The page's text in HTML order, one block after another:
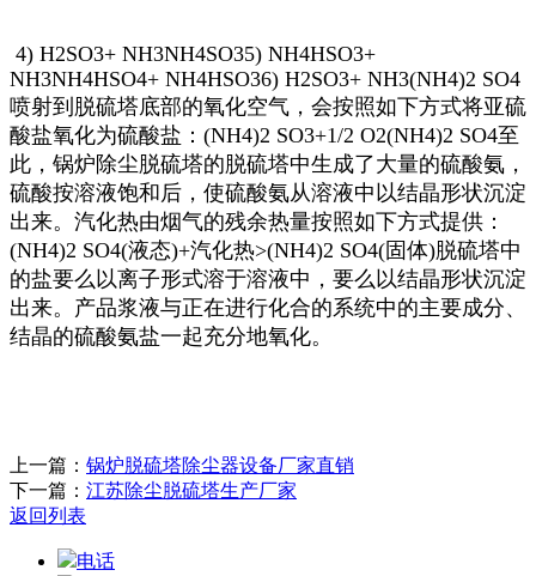
4) H2SO3+ NH3NH4SO35) NH4HSO3+
NH3NH4HSO4+ NH4HSO36) H2SO3+ NH3(NH4)2 SO4
喷射到脱硫塔底部的氧化空气，会按照如下方式将亚硫
酸盐氧化为硫酸盐：(NH4)2 SO3+1/2 O2(NH4)2 SO4至
此，锅炉除尘脱硫塔的脱硫塔中生成了大量的硫酸氨，
硫酸按溶液饱和后，使硫酸氨从溶液中以结晶形状沉淀
出来。汽化热由烟气的残余热量按照如下方式提供：
(NH4)2 SO4(液态)+汽化热>(NH4)2 SO4(固体)脱硫塔中
的盐要么以离子形式溶于溶液中，要么以结晶形状沉淀
出来。产品浆液与正在进行化合的系统中的主要成分、
结晶的硫酸氨盐一起充分地氧化。
上一篇： 锅炉脱硫塔除尘器设备厂家直销
下一篇： 江苏除尘脱硫塔生产厂家
返回列表
电话